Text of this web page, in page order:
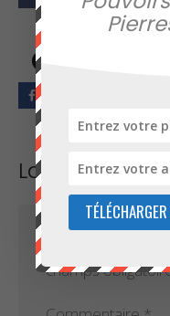
Laisser un
champs